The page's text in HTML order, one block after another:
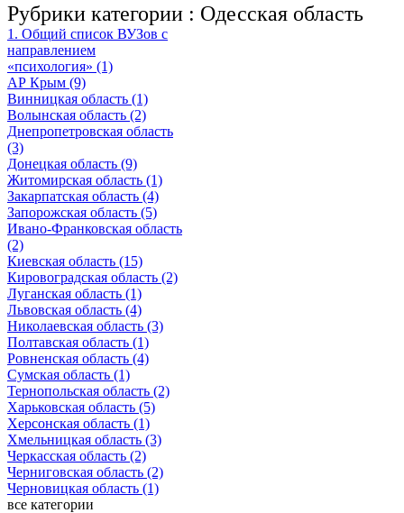
Рубрики категории : Одесская область
1. Общий список ВУЗов с
направлением
«психология» (1)
АР Крым (9)
Винницкая область (1)
Волынская область (2)
Днепропетровская область
(3)
Донецкая область (9)
Житомирская область (1)
Закарпатская область (4)
Запорожская область (5)
Ивано-Франковская область
(2)
Киевская область (15)
Кировоградская область (2)
Луганская область (1)
Львовская область (4)
Николаевская область (3)
Полтавская область (1)
Ровненская область (4)
Сумская область (1)
Тернопольская область (2)
Харьковская область (5)
Херсонская область (1)
Хмельницкая область (3)
Черкасская область (2)
Черниговская область (2)
Черновицкая область (1)
все категории